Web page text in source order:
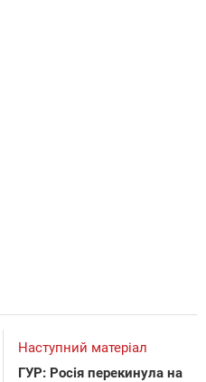
Наступний матеріал
ГУР: Росія перекинула на